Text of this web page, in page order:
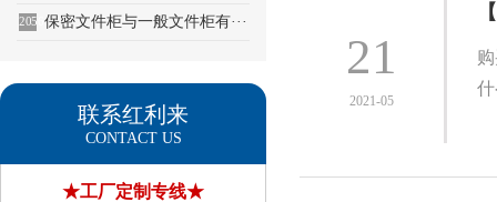
2056 保密文件柜与一般文件柜有···
联系红利来
CONTACT US
★工厂定制专线★
21
2021-05